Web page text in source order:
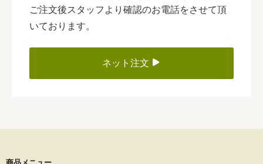
ご注文後スタッフより確認のお電話をさせて頂
いております。
ネット注文